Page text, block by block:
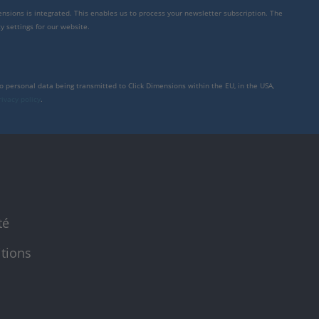
is integrated. This enables us to process your newsletter subscription. The
settings for our website.
data being transmitted to Click Dimensions within the EU, in the USA,